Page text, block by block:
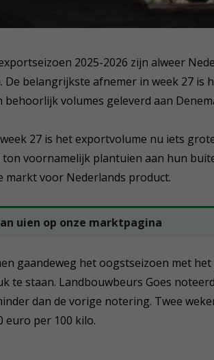
2025-2026 zijn alweer
belangrijkste afnemer in week 27 is
behoorlijk volumes geleverd aan
27 is het exportvolume nu iets
voornamelijk plantuien aan hun
markt voor Nederlands product.
uien op onze marktpagina
gaandeweg het oogstseizoen met
te staan. Landbouwbeurs Goes
dan de vorige notering. Twee
euro per 100 kilo.